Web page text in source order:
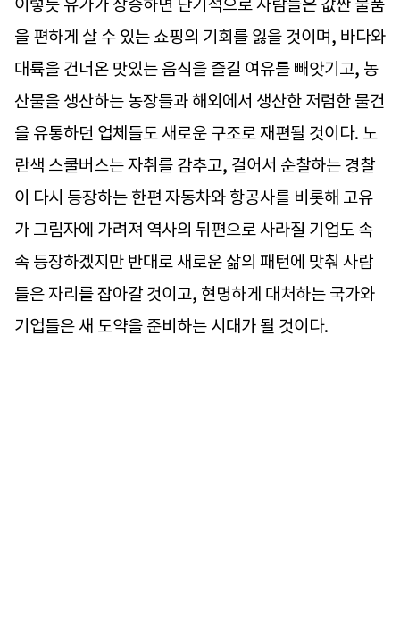
이렇듯 유가가 상승하면 단기적으로 사람들은 값싼 물품
을 편하게 살 수 있는 쇼핑의 기회를 잃을 것이며, 바다와
대륙을 건너온 맛있는 음식을 즐길 여유를 빼앗기고, 농
산물을 생산하는 농장들과 해외에서 생산한 저렴한 물건
을 유통하던 업체들도 새로운 구조로 재편될 것이다. 노
란색 스쿨버스는 자취를 감추고, 걸어서 순찰하는 경찰
이 다시 등장하는 한편 자동차와 항공사를 비롯해 고유
가 그림자에 가려져 역사의 뒤편으로 사라질 기업도 속
속 등장하겠지만 반대로 새로운 삶의 패턴에 맞춰 사람
들은 자리를 잡아갈 것이고, 현명하게 대처하는 국가와
기업들은 새 도약을 준비하는 시대가 될 것이다.